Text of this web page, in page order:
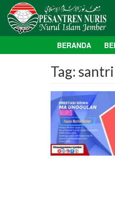
BERANDA
Tag: